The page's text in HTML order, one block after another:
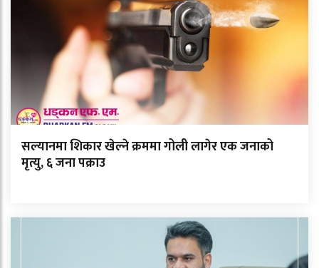
सल्यानमा शिकार खेल्ने क्रममा गोली लागेर एक जनाको
मृत्यु, ६ जना पक्राउ